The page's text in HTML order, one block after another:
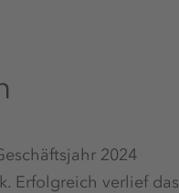
2024
Erfolgreich verlief das